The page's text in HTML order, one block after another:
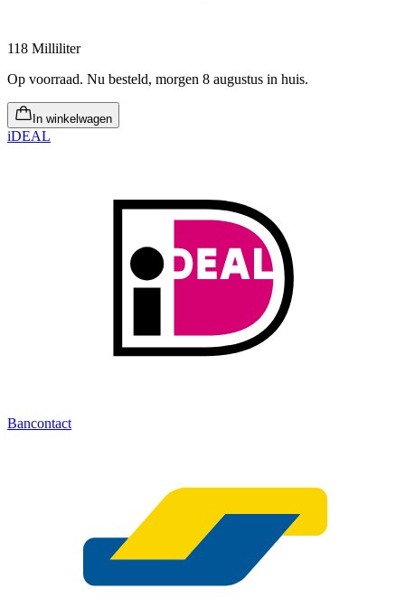
118 Milliliter
Op voorraad. Nu besteld, morgen 8 augustus in huis.
In winkelwagen
iDEAL
Bancontact